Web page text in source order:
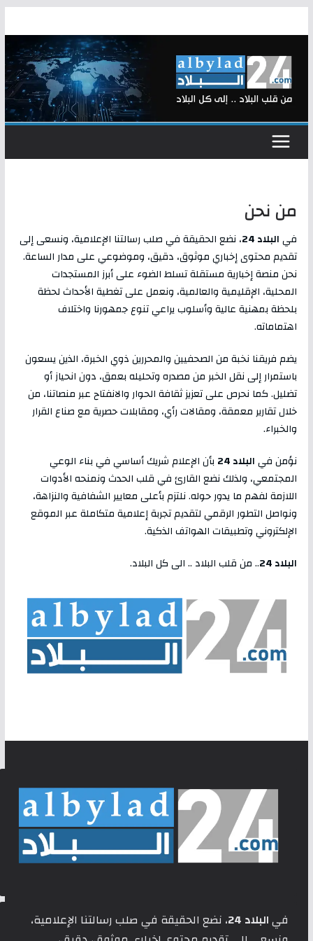
to
content
من نحن
فيالبلاد 24
، نضع الحقيقة في صلب رسالتنا الإعلامية، ونسعى إلى
تقديم محتوى إخباري موثوق، دقيق، وموضوعي على مدار الساعة.
نحن منصة إخبارية مستقلة تسلط الضوء على أبرز المستجدات
المحلية، الإقليمية والعالمية، ونعمل على تغطية الأحداث لحظة
بلحظة بمهنية عالية وأسلوب يراعي تنوع جمهورنا واختلاف
اهتماماته.
يضم فريقنا نخبة من الصحفيين والمحررين ذوي الخبرة، الذين يسعون
باستمرار إلى نقل الخبر من مصدره وتحليله بعمق، دون انحياز أو
تضليل. كما نحرص على تعزيز ثقافة الحوار والانفتاح عبر منصاتنا، من
خلال تقارير معمقة، ومقالات رأي، ومقابلات حصرية مع صناع القرار
والخبراء.
نؤمن فيالبلاد 24
بأن الإعلام شريك أساسي في بناء الوعي
المجتمعي، ولذلك نضع القارئ في قلب الحدث ونمنحه الأدوات
اللازمة لفهم ما يدور حوله. نلتزم بأعلى معايير الشفافية والنزاهة،
ونواصل التطور الرقمي لتقديم تجربة إعلامية متكاملة عبر الموقع
الإلكتروني وتطبيقات الهواتف الذكية.
البلاد 24
.. من قلب البلاد .. الى كل البلاد.
فيالبلاد 24
، نضع الحقيقة في صلب رسالتنا الإعلامية،